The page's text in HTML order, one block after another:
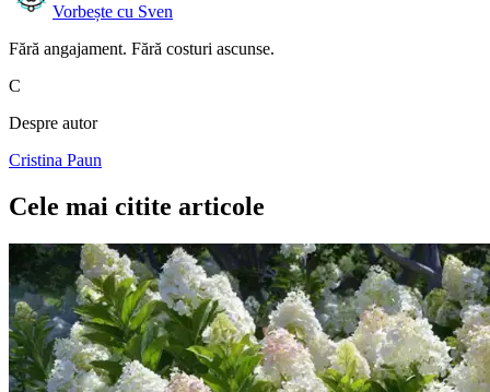
Vorbește cu Sven
Fără angajament. Fără costuri ascunse.
C
Despre autor
Cristina Paun
Cele mai citite articole